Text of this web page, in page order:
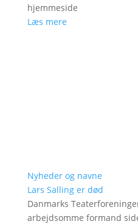
hjemmeside
Læs mere
Nyheder og navne
Lars Salling er død
Danmarks
arbejdsomme formand